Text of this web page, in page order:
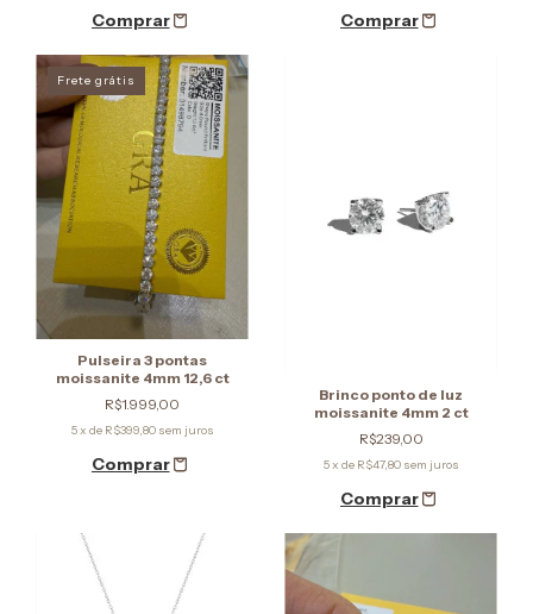
Frete grátis
Pulseira 3 pontas
moissanite 4mm 12,6 ct
R$1.999,00
5 x de R$399,80 sem juros
Brinco ponto de luz
moissanite 4mm 2 ct
R$239,00
5x de R$47,80 sem juros